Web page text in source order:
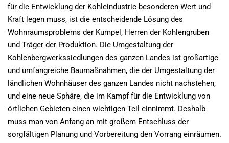
für die Entwicklung der Kohleindustrie besonderen Wert und
Kraft legen muss, ist die entscheidende Lösung des
Wohnraumsproblems der Kumpel, Herren der Kohlengruben
und Träger der Produktion. Die Umgestaltung der
Kohlenbergwerkssiedlungen des ganzen Landes ist großartige
und umfangreiche Baumaßnahmen, die der Umgestaltung der
ländlichen Wohnhäuser des ganzen Landes nicht nachstehen,
und eine neue Sphäre, die im Kampf für die Entwicklung von
örtlichen Gebieten einen wichtigen Teil einnimmt. Deshalb
muss man von Anfang an mit großem Entschluss der
sorgfältigen Planung und Vorbereitung den Vorrang einräumen.